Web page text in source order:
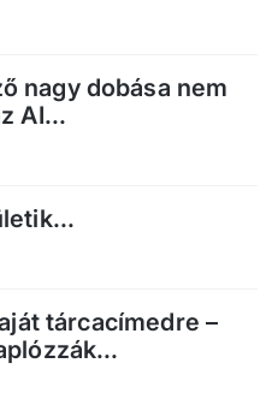
nagy dobása nem
AI...
tárcacímedre –